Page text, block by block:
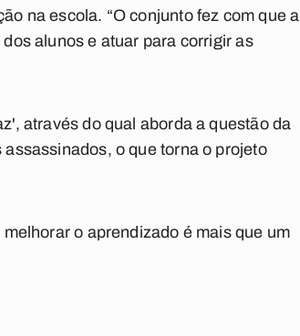
na escola. “O conjunto fez com que a
alunos e atuar para corrigir as
através do qual aborda a questão da
o que torna o projeto
o aprendizado é mais que um